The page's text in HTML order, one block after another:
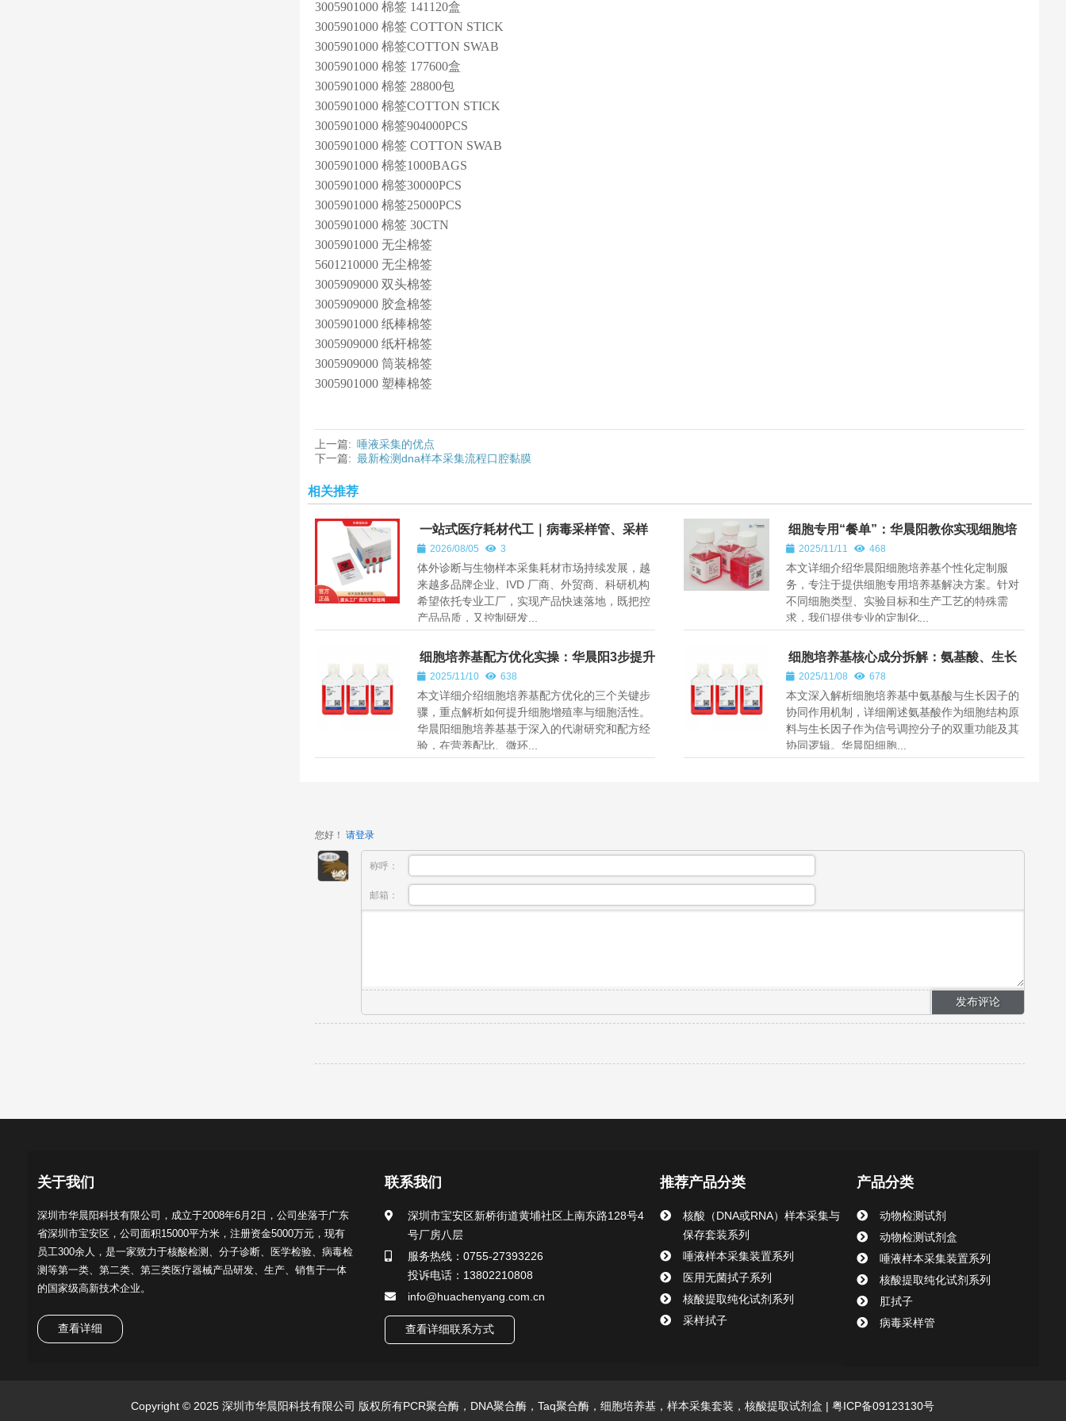
3005901000 棉签 141120盒
3005901000 棉签 COTTON STICK
3005901000 棉签COTTON SWAB
3005901000 棉签 177600盒
3005901000 棉签 28800包
3005901000 棉签COTTON STICK
3005901000 棉签904000PCS
3005901000 棉签 COTTON SWAB
3005901000 棉签1000BAGS
3005901000 棉签30000PCS
3005901000 棉签25000PCS
3005901000 棉签 30CTN
3005901000 无尘棉签
5601210000 无尘棉签
3005909000 双头棉签
3005909000 胶盒棉签
3005901000 纸棒棉签
3005909000 纸杆棉签
3005909000 筒装棉签
3005901000 塑棒棉签
上一篇: 唾液采集的优点
下一篇: 最新检测dna样本采集流程口腔黏膜
相关推荐
一站式医疗耗材代工｜病毒采样管、采样
拭子、棉签杆注塑、来料加工服务 —— 深
圳市华晨阳科技有限公司
2026/08/05 3
体外诊断与生物样本采集耗材市场持续发展，越
来越多品牌企业、IVD 厂商、外贸商、科研机构
希望依托专业工厂，实现产品快速落地，既把控
产品品质，又控制研发...
细胞专用“餐单”：华晨阳教你实现细胞培
养基个性化定制
2025/11/11 468
本文详细介绍华晨阳细胞培养基个性化定制服
务，专注于提供细胞专用培养基解决方案。针对
不同细胞类型、实验目标和生产工艺的特殊需
求，我们提供专业的定制化...
细胞培养基配方优化实操：华晨阳3步提升
细胞增殖率与活性
2025/11/10 638
本文详细介绍细胞培养基配方优化的三个关键步
骤，重点解析如何提升细胞增殖率与细胞活性。
华晨阳细胞培养基基于深入的代谢研究和配方经
验，在营养配比、微环...
细胞培养基核心成分拆解：氨基酸、生长
因子的协同作用
2025/11/08 678
本文深入解析细胞培养基中氨基酸与生长因子的
协同作用机制，详细阐述氨基酸作为细胞结构原
料与生长因子作为信号调控分子的双重功能及其
协同逻辑。华晨阳细胞...
您好！ 请登录
称呼：
邮箱：
关于我们
深圳市华晨阳科技有限公司，成立于2008年6月2日，公司坐落于广东
省深圳市宝安区，公司面积15000平方米，注册资金5000万元，现有
员工300余人，是一家致力于核酸检测、分子诊断、医学检验、病毒检
测等第一类、第二类、第三类医疗器械产品研发、生产、销售于一体
的国家级高新技术企业。
查看详细
联系我们
深圳市宝安区新桥街道黄埔社区上南东路128号4
号厂房八层
服务热线：0755-27393226
投诉电话：13802210808
info@huachenyang.com.cn
查看详细联系方式
推荐产品分类
核酸（DNA或RNA）样本采集与
保存套装系列
唾液样本采集装置系列
医用无菌拭子系列
核酸提取纯化试剂系列
采样拭子
产品分类
动物检测试剂
动物检测试剂盒
唾液样本采集装置系列
核酸提取纯化试剂系列
肛拭子
病毒采样管
Copyright © 2025 深圳市华晨阳科技有限公司 版权所有PCR聚合酶，DNA聚合酶，Taq聚合酶，细胞培养基，样本采集套装，核酸提取试剂盒 | 粤ICP备09123130号